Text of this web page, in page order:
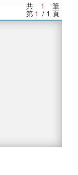
共 1 筆
第 1 / 1 頁